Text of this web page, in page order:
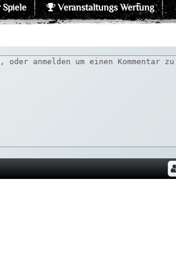
Spiele Veranstaltungs Wertung